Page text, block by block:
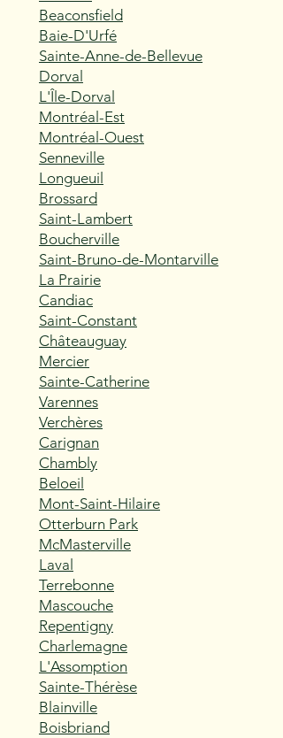
Beaconsfield
Baie-D'Urfé
Sainte-Anne-de-Bellevue
Dorval
L'Île-Dorval
Montréal-Est
Montréal-Ouest
Senneville
Longueuil
Brossard
Saint-Lambert
Boucherville
Saint-Bruno-de-Montarville
La Prairie
Candiac
Saint-Constant
Châteauguay
Mercier
Sainte-Catherine
Varennes
Verchères
Carignan
Chambly
Beloeil
Mont-Saint-Hilaire
Otterburn Park
McMasterville
Laval
Terrebonne
Mascouche
Repentigny
Charlemagne
L'Assomption
Sainte-Thérèse
Blainville
Boisbriand